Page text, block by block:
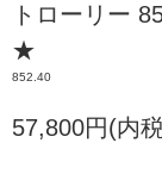
トローリー
★
852.40
57,800円(内